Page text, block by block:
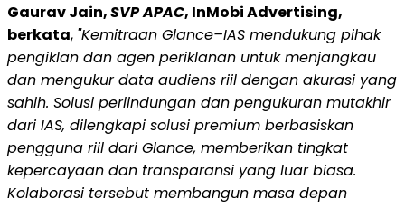
Gaurav Jain,SVP APAC, InMobi Advertising,
berkata, "Kemitraan Glance–IAS mendukung pihak
pengiklan dan agen periklanan untuk menjangkau
dan mengukur data audiens riil dengan akurasi yang
sahih. Solusi perlindungan dan pengukuran mutakhir
dari IAS, dilengkapi solusi premium berbasiskan
pengguna riil dari Glance, memberikan tingkat
kepercayaan dan transparansi yang luar biasa.
Kolaborasi tersebut membangun masa depan